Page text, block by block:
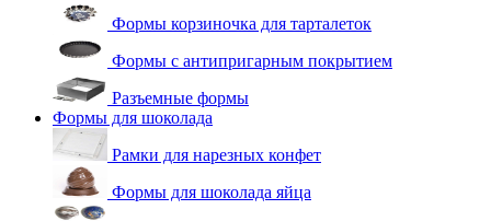
Формы корзиночка для тарталеток
Формы с антипригарным покрытием
Разъемные формы
Формы для шоколада
Рамки для нарезных конфет
Формы для шоколада яйца